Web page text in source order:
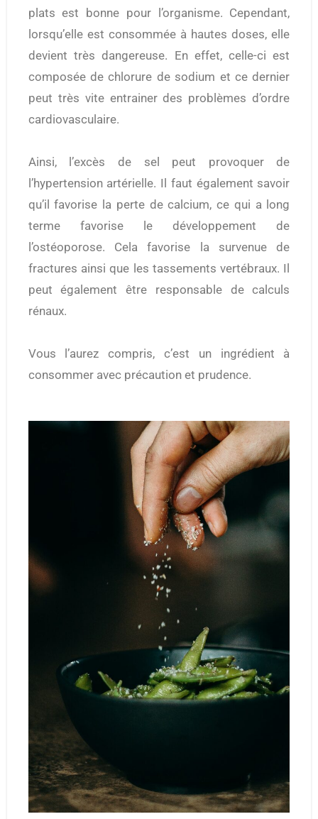
plats est bonne pour l’organisme. Cependant,
lorsqu’elle est consommée à hautes doses, elle
devient très dangereuse. En effet, celle-ci est
composée de chlorure de sodium et ce dernier
peut très vite entrainer des problèmes d’ordre
cardiovasculaire.
Ainsi, l’excès de sel peut provoquer de
l’hypertension artérielle. Il faut également savoir
qu’il favorise la perte de calcium, ce qui a long
terme favorise le développement de
l’ostéoporose. Cela favorise la survenue de
fractures ainsi que les tassements vertébraux. Il
peut également être responsable de calculs
rénaux.
Vous l’aurez compris, c’est un ingrédient à
consommer avec précaution et prudence.